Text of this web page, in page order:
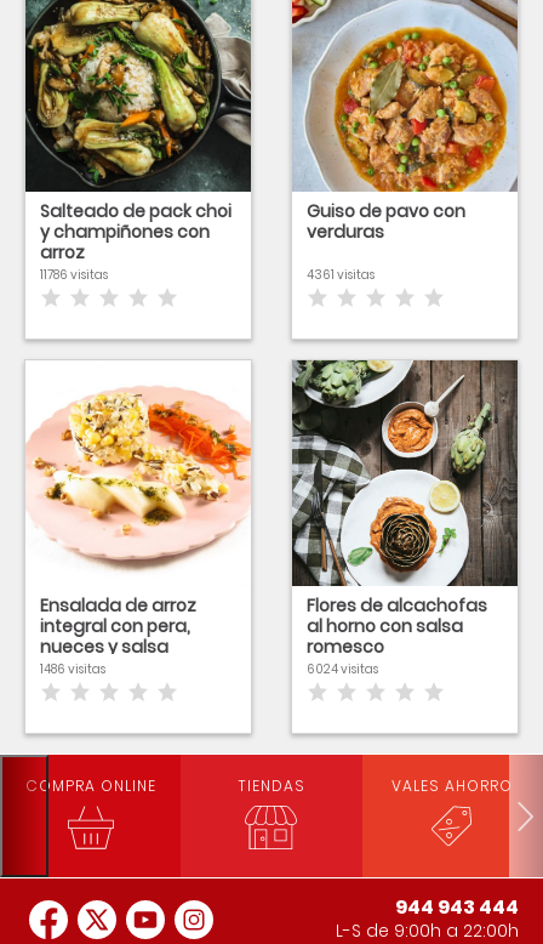
Salteado de pack choi
y champiñones con
arroz
11786 visitas
Guiso de pavo con
verduras
4361 visitas
Ensalada de arroz
integral con pera,
nueces y salsa
aligerada
1486 visitas
Flores de alcachofas
al horno con salsa
romesco
6024 visitas
COMPRA ONLINE TIENDAS VALES AHORRO
944 943 444
L-S de 9:00h a 22:00h